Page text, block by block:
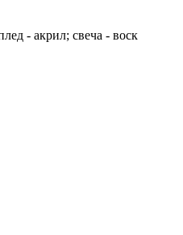
- акрил; свеча - воск